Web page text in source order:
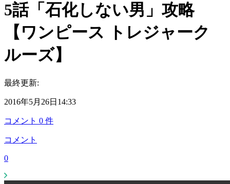
5話「石化しない男」攻略
【ワンピース トレジャーク
ルーズ】
最終更新:
2016年5月26日14:33
コメント 0 件
コメント
0